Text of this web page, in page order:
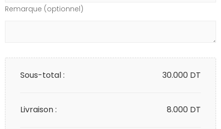
Remarque (optionnel)
Sous-total : 30.000 DT
Livraison : 8.000 DT